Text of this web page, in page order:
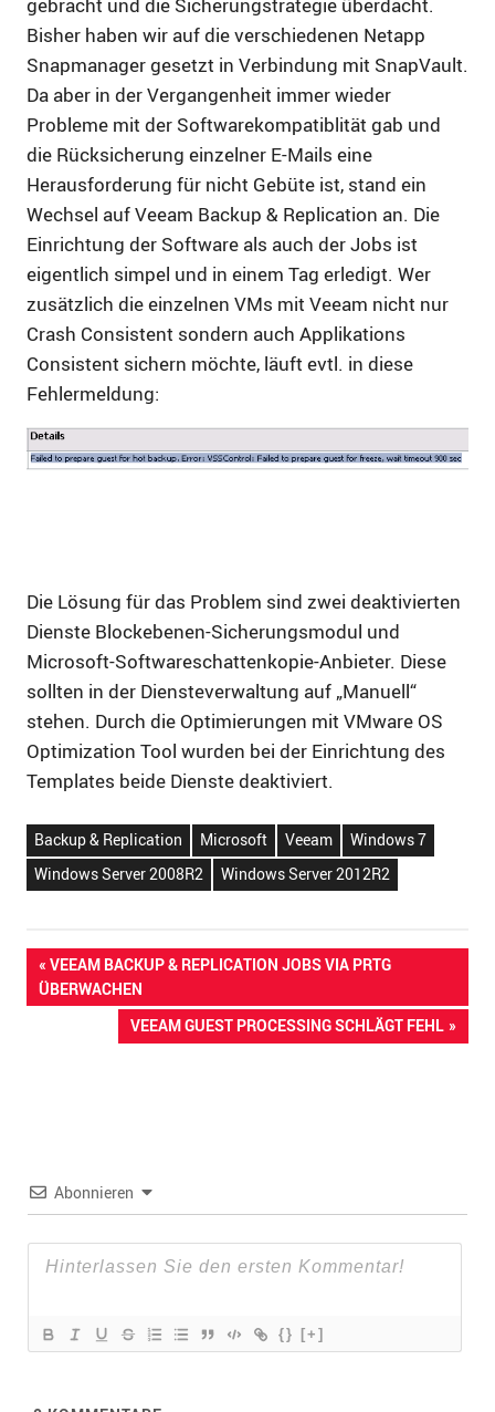
Bisher haben wir auf die verschiedenen Netapp
Snapmanager gesetzt in Verbindung mit SnapVault.
Da aber in der Vergangenheit immer wieder
Probleme mit der Softwarekompatiblität gab und
die Rücksicherung einzelner E-Mails eine
Herausforderung für nicht Gebüte ist, stand ein
Wechsel auf Veeam Backup & Replication an. Die
Einrichtung der Software als auch der Jobs ist
eigentlich simpel und in einem Tag erledigt. Wer
zusätzlich die einzelnen VMs mit Veeam nicht nur
Crash Consistent sondern auch Applikations
Consistent sichern möchte, läuft evtl. in diese
Fehlermeldung:
Die Lösung für das Problem sind zwei deaktivierten
Dienste Blockebenen-Sicherungsmodul und
Microsoft-Softwareschattenkopie-Anbieter. Diese
sollten in der Diensteverwaltung auf „Manuell“
stehen. Durch die Optimierungen mit VMware OS
Optimization Tool wurden bei der Einrichtung des
Templates beide Dienste deaktiviert.
Backup & Replication Microsoft Veeam
Windows 7
Windows Server 2008R2
Windows Server 2012R2
Beitragsnavigation
VORHERIGER
BEITRAG:
VEEAM BACKUP & REPLICATION JOBS VIA PRTG
ÜBERWACHEN
NÄCHSTER
BEITRAG:
VEEAM GUEST PROCESSING SCHLÄGT FEHL
Abonnieren
{} [+]